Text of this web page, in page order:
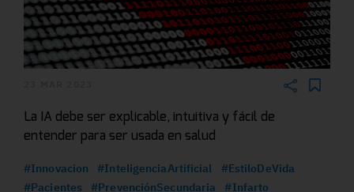
La IA debe ser explicable, intuitiva y fácil de
entender para ser usada en salud
#Innovacion #InteligenciaArtificial
#EstiloDeVida
#Pacientes
#PrevenciónSecundaria #Infarto